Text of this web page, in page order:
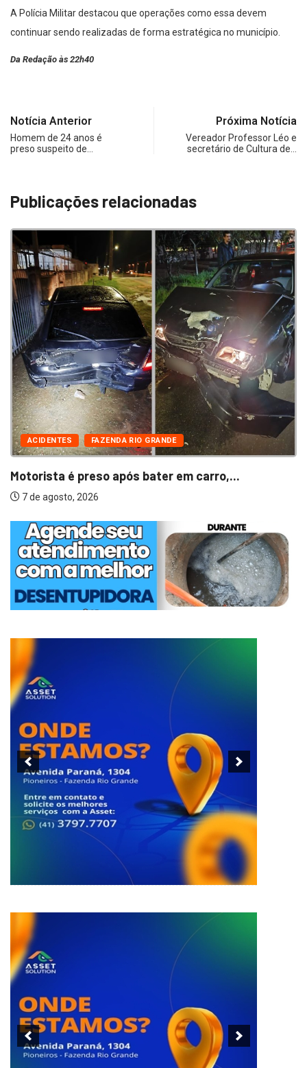
A Polícia Militar destacou que operações como essa devem
continuar sendo realizadas de forma estratégica no município.
Da Redação às 22h40
Notícia Anterior
Homem de 24 anos é
preso suspeito de…
Próxima Notícia
Vereador Professor Léo e
secretário de Cultura de…
Publicações relacionadas
ACIDENTES FAZENDA RIO GRANDE
Motorista é preso após bater em carro,...
7 de agosto, 2026